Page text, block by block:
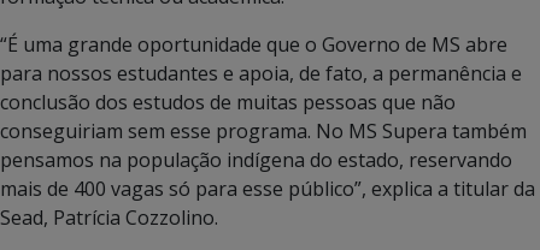
“É uma grande oportunidade que o Governo de MS abre
para nossos estudantes e apoia, de fato, a permanência e
conclusão dos estudos de muitas pessoas que não
conseguiriam sem esse programa. No MS Supera também
pensamos na população indígena do estado, reservando
mais de 400 vagas só para esse público”, explica a titular da
Sead, Patrícia Cozzolino.